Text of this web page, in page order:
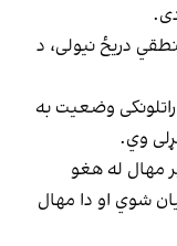
دریځ نیولی، د
وضعیت به
وي.
مهال له هغو
شوي او دا مهال